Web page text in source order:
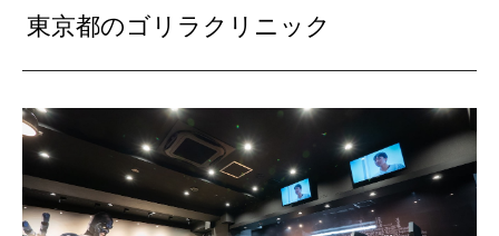
東京都のゴリラクリニック